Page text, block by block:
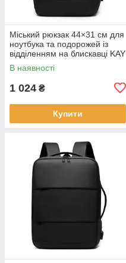
Міський рюкзак 44×31 см для
ноутбука та подорожей із
відділенням на блискавці KAY
В наявності
1 024 ₴
Купити